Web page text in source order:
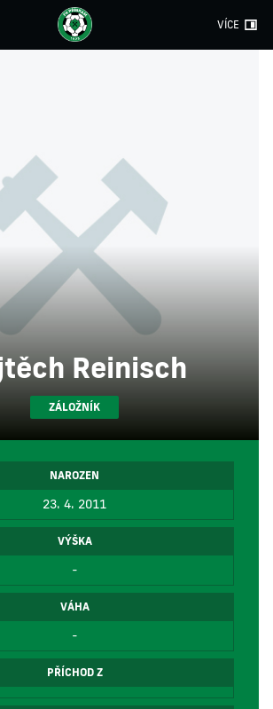
VÍCE
Reinisch
ZÁLOŽNÍK
NAROZEN
23. 4. 2011
VÝŠKA
-
VÁHA
-
PŘÍCHOD Z